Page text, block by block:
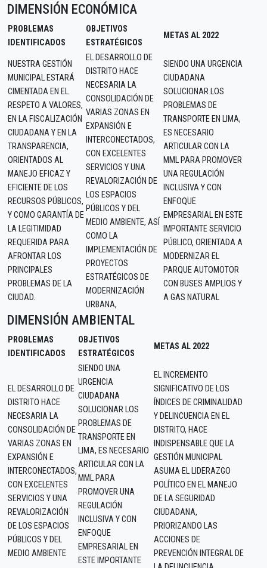
DIMENSIÓN ECONÓMICA
PROBLEMAS
IDENTIFICADOS
OBJETIVOS
ESTRATÉGICOS
METAS AL 2022
NUESTRA GESTIÓN
MUNICIPAL ESTARÁ
CIMENTADA EN EL
RESPETO A VALORES,
EN LA FISCALIZACIÓN
CIUDADANA Y EN LA
TRANSPARENCIA,
ORIENTADOS AL
MANEJO EFICAZ Y
EFICIENTE DE LOS
RECURSOS PÚBLICOS,
Y COMO GARANTÍA DE
LA LEGITIMIDAD
REQUERIDA PARA
AFRONTAR LOS
PRINCIPALES
PROBLEMAS DE LA
CIUDAD.
EL DESARROLLO DE
DISTRITO HACE
NECESARIA LA
CONSOLIDACIÓN DE
VARIAS ZONAS EN
EXPANSIÓN E
INTERCONECTADOS,
CON EXCELENTES
SERVICIOS Y UNA
REVALORIZACIÓN DE
LOS ESPACIOS
PÚBLICOS Y DEL
MEDIO AMBIENTE, ASÍ
COMO LA
IMPLEMENTACIÓN DE
PROYECTOS
ESTRATÉGICOS DE
MODERNIZACIÓN
URBANA,
SIENDO UNA URGENCIA
CIUDADANA
SOLUCIONAR LOS
PROBLEMAS DE
TRANSPORTE EN LIMA,
ES NECESARIO
ARTICULAR CON LA
MML PARA PROMOVER
UNA REGULACIÓN
INCLUSIVA Y CON
ENFOQUE
EMPRESARIAL EN ESTE
IMPORTANTE SERVICIO
PÚBLICO, ORIENTADA A
MODERNIZAR EL
PARQUE AUTOMOTOR
CON BUSES AMPLIOS Y
A GAS NATURAL
DIMENSIÓN AMBIENTAL
PROBLEMAS
IDENTIFICADOS
OBJETIVOS
ESTRATÉGICOS
METAS AL 2022
EL DESARROLLO DE
DISTRITO HACE
NECESARIA LA
CONSOLIDACIÓN DE
VARIAS ZONAS EN
EXPANSIÓN E
INTERCONECTADOS,
CON EXCELENTES
SERVICIOS Y UNA
REVALORIZACIÓN
DE LOS ESPACIOS
PÚBLICOS Y DEL
MEDIO AMBIENTE
SIENDO UNA
URGENCIA
CIUDADANA
SOLUCIONAR LOS
PROBLEMAS DE
TRANSPORTE EN
LIMA, ES NECESARIO
ARTICULAR CON LA
MML PARA
PROMOVER UNA
REGULACIÓN
INCLUSIVA Y CON
ENFOQUE
EMPRESARIAL EN
ESTE IMPORTANTE
EL INCREMENTO
SIGNIFICATIVO DE LOS
ÍNDICES DE CRIMINALIDAD
Y DELINCUENCIA EN EL
DISTRITO, HACE
INDISPENSABLE QUE LA
GESTIÓN MUNICIPAL
ASUMA EL LIDERAZGO
POLÍTICO EN EL MANEJO
DE LA SEGURIDAD
CIUDADANA,
PRIORIZANDO LAS
ACCIONES DE
PREVENCIÓN INTEGRAL DE